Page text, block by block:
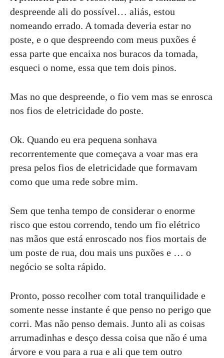
despreende ali do possível… aliás, estou
nomeando errado. A tomada deveria estar no
poste, e o que despreendo com meus puxões é
essa parte que encaixa nos buracos da tomada,
esqueci o nome, essa que tem dois pinos.
Mas no que despreende, o fio vem mas se enrosca
nos fios de eletricidade do poste.
Ok. Quando eu era pequena sonhava
recorrentemente que começava a voar mas era
presa pelos fios de eletricidade que formavam
como que uma rede sobre mim.
Sem que tenha tempo de considerar o enorme
risco que estou correndo, tendo um fio elétrico
nas mãos que está enroscado nos fios mortais de
um poste de rua, dou mais uns puxões e … o
negócio se solta rápido.
Pronto, posso recolher com total tranquilidade e
somente nesse instante é que penso no perigo que
corri. Mas não penso demais. Junto ali as coisas
arrumadinhas e desço dessa coisa que não é uma
árvore e vou para a rua e ali que tem outro